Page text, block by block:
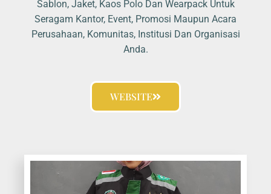
Sablon, Jaket, Kaos Polo Dan Wearpack Untuk
Seragam Kantor, Event, Promosi Maupun Acara
Perusahaan, Komunitas, Institusi Dan Organisasi
Anda.
WEBSITE